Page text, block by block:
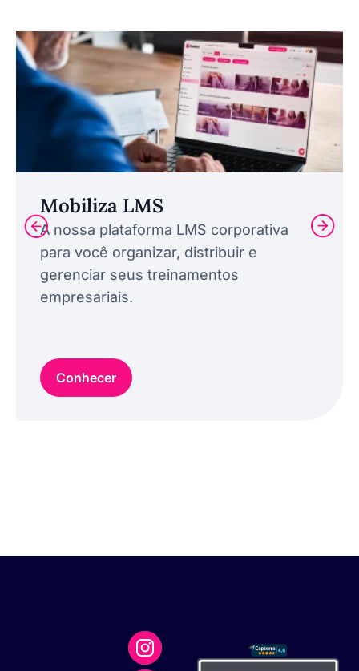
Mobiliza LMS
A nossa plataforma LMS corporativa
para você organizar, distribuir e
gerenciar seus treinamentos
empresariais.
Conhecer